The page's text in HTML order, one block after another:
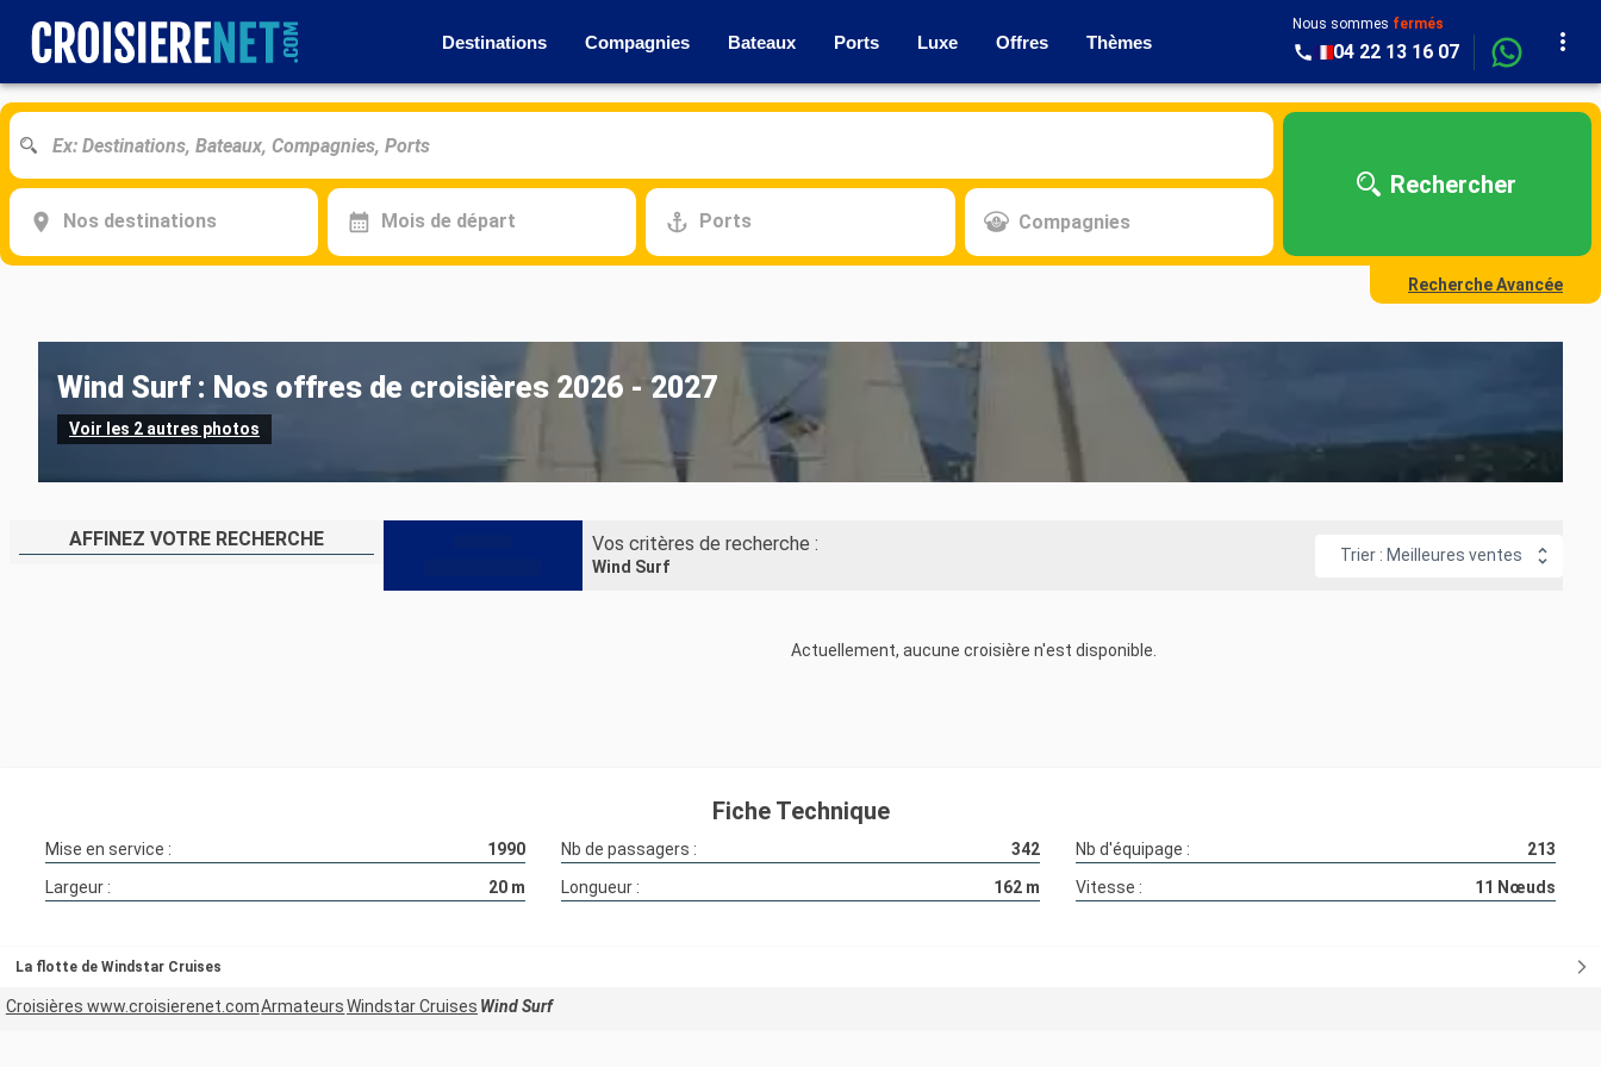
Destinations Compagnies Bateaux Ports Luxe Offres Thèmes
Nous sommes fermés
04 22 13 16 07
Nos destinations Mois de départ Ports Compagnies
Rechercher
Recherche Avancée
Wind Surf : Nos offres de croisières 2026 - 2027
Voir les 2 autres photos
AFFINEZ VOTRE RECHERCHE Vos critères de recherche :
Wind Surf
Trier : Meilleures ventes
Actuellement, aucune croisière n'est disponible.
Fiche Technique
Mise en service : 1990 Nb de passagers : 342 Nb d'équipage :
213
Largeur :
20m Longueur : 162 m Vitesse : 11 Nœuds
La flotte de Windstar Cruises
Croisières www.croisierenet.comArmateursWindstar Cruises Wind Surf